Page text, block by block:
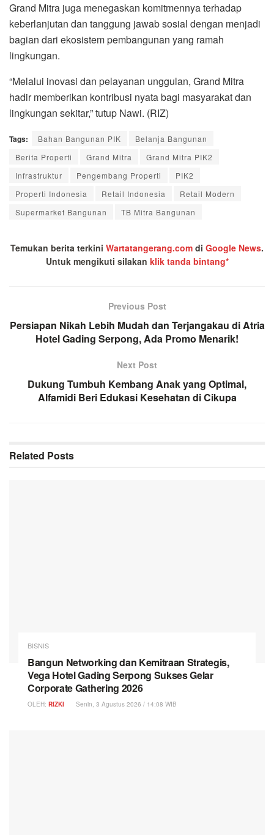
Grand Mitra juga menegaskan komitmennya terhadap
keberlanjutan dan tanggung jawab sosial dengan menjadi
bagian dari ekosistem pembangunan yang ramah
lingkungan.
“Melalui inovasi dan pelayanan unggulan, Grand Mitra
hadir memberikan kontribusi nyata bagi masyarakat dan
lingkungan sekitar,” tutup Nawi. (RIZ)
Tags: Bahan Bangunan PIK
Belanja Bangunan
Berita Properti
Grand Mitra
Grand Mitra PIK2
Infrastruktur
Pengembang Properti
PIK2
Properti Indonesia
Retail Indonesia
Retail Modern
Supermarket Bangunan
TB Mitra Bangunan
Temukan berita terkini Wartatangerang.com di Google News.
Untuk mengikuti silakan klik tanda bintang*
Previous Post
Persiapan Nikah Lebih Mudah dan Terjangakau di Atria
Hotel Gading Serpong, Ada Promo Menarik!
Next Post
Dukung Tumbuh Kembang Anak yang Optimal,
Alfamidi Beri Edukasi Kesehatan di Cikupa
Related Posts
BISNIS
Bangun Networking dan Kemitraan Strategis,
Vega Hotel Gading Serpong Sukses Gelar
Corporate Gathering 2026
OLEH: RIZKI Senin, 3 Agustus 2026 / 14:08 WIB